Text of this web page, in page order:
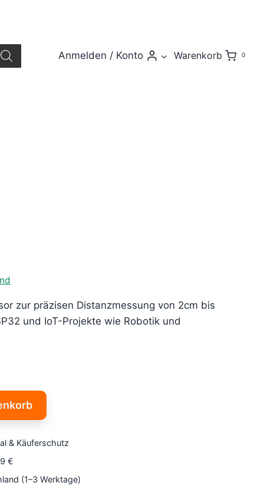
Anmelden / Konto Warenkorb 0
zur präzisen Distanzmessung von 2cm bis
und IoT-Projekte wie Robotik und
& Käuferschutz
€
(1–3 Werktage)